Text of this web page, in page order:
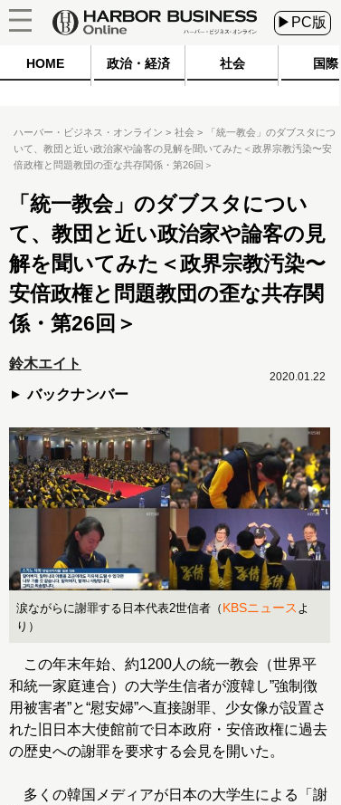
▶PC版
HOME 政治・経済 社会 国際
ハーバー・ビジネス・オンライン 社会
「統一教会」のダブスタにつ
いて、教団と近い政治家や論客の見解を聞いてみた＜政界宗教汚染〜安
倍政権と問題教団の歪な共存関係・第26回＞
「統一教会」のダブスタについ
て、教団と近い政治家や論客の見
解を聞いてみた＜政界宗教汚染〜
安倍政権と問題教団の歪な共存関
係・第26回＞
鈴木エイト
バックナンバー
2020.01.22
涙ながらに謝罪する日本代表2世信者（ KBSニュース よ
り）
この年末年始、約1200人の統一教会（世界平
和統一家庭連合）の大学生信者が渡韓し”強制徴
用被害者”と“慰安婦”へ直接謝罪、少女像が設置さ
れた旧日本大使館前で日本政府・安倍政権に過去
の歴史への謝罪を要求する会見を開いた。
多くの韓国メディアが日本の大学生による「謝